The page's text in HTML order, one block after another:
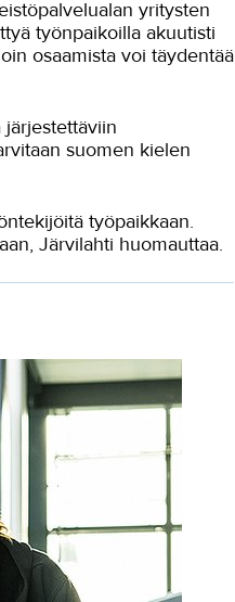
yritysten
työnpaikoilla akuutisti
osaamista voi täydentää
suomen kielen
työpaikkaan.
Järvilahti huomauttaa.